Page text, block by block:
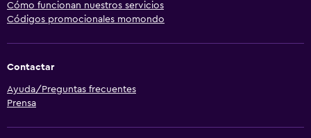
Cómo funcionan nuestros servicios
Códigos promocionales momondo
Contactar
Ayuda/Preguntas frecuentes
Prensa